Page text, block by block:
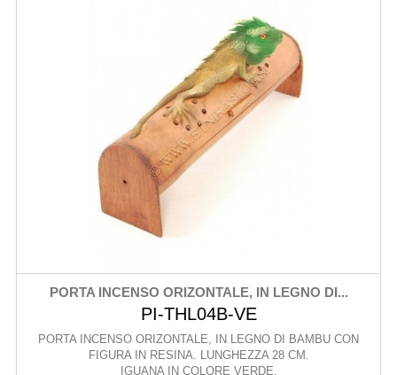
PORTA INCENSO ORIZONTALE, IN LEGNO DI...
PI-THL04B-VE
PORTA INCENSO ORIZONTALE, IN LEGNO DI BAMBU CON
FIGURA IN RESINA. LUNGHEZZA 28 CM.
IGUANA IN COLORE VERDE.